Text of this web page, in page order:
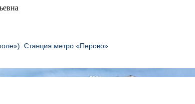
Станция метро «Перово»